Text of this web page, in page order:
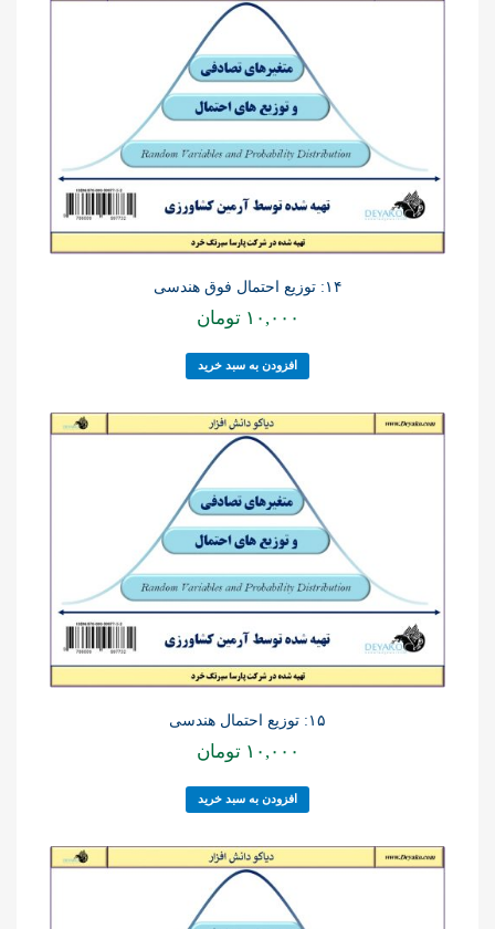
۱۴: توزیع احتمال فوق هندسی
۱۰,۰۰۰ تومان
افزودن به سبد خرید
۱۵: توزیع احتمال هندسی
۱۰,۰۰۰ تومان
افزودن به سبد خرید